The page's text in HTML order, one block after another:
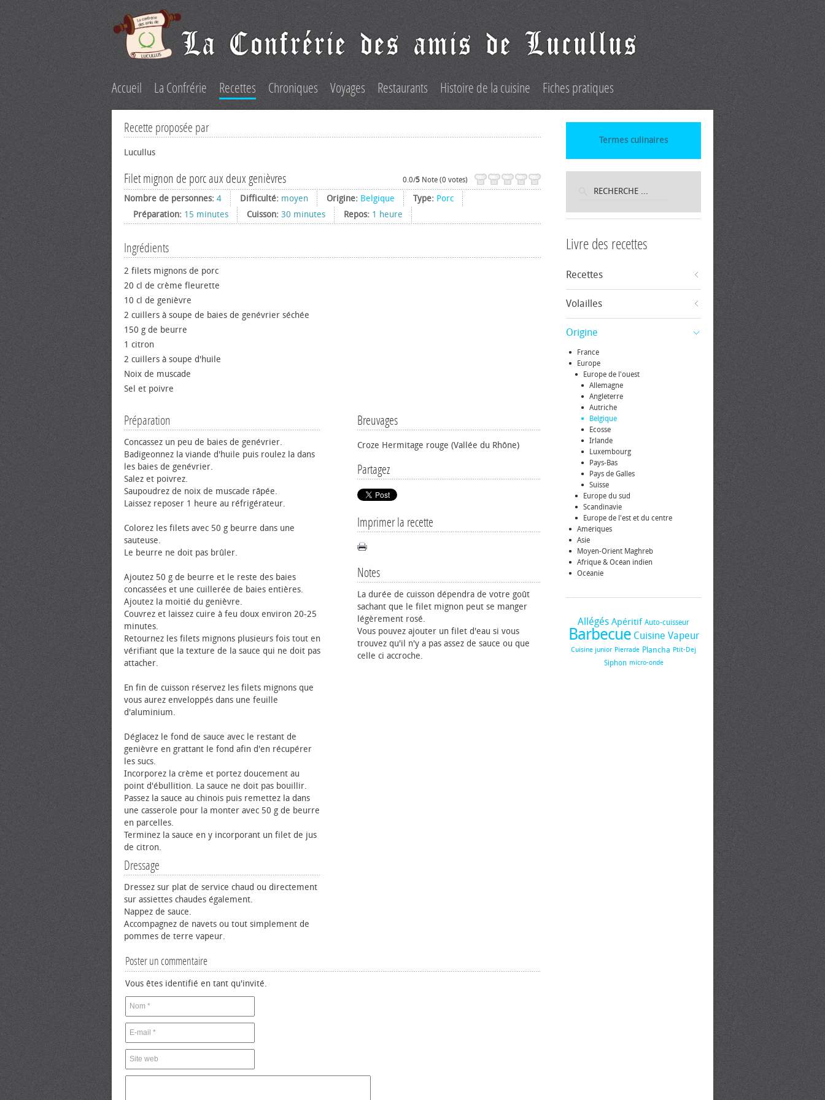
Accueil La Confrérie Recettes Chroniques Voyages Restaurants Histoire de la cuisine Fiches pratiques
Recette proposée par
Lucullus
Filet mignon de porc aux deux genièvres 0.0/5 Note (0 votes)
Nombre de personnes: 4 Difficulté: moyen Origine: Belgique Type: Porc
Préparation: 15 minutes Cuisson: 30 minutes Repos: 1 heure
Ingrédients
2 filets mignons de porc
20 cl de crème fleurette
10 cl de genièvre
2 cuillers à soupe de baies de genévrier séchée
150 g de beurre
1 citron
2 cuillers à soupe d'huile
Noix de muscade
Sel et poivre
Breuvages
Croze Hermitage rouge (Vallée du Rhône)
Partagez
Imprimer la recette
Notes
La durée de cuisson dépendra de votre goût
sachant que le filet mignon peut se manger
légèrement rosé.
Vous pouvez ajouter un filet d'eau si vous
trouvez qu'il n'y a pas assez de sauce ou que
celle ci accroche.
Préparation
Concassez un peu de baies de genévrier.
Badigeonnez la viande d'huile puis roulez la dans
les baies de genévrier.
Salez et poivrez.
Saupoudrez de noix de muscade râpée.
Laissez reposer 1 heure au réfrigérateur.
Colorez les filets avec 50 g beurre dans une
sauteuse.
Le beurre ne doit pas brûler.
Ajoutez 50 g de beurre et le reste des baies
concassées et une cuillerée de baies entières.
Ajoutez la moitié du genièvre.
Couvrez et laissez cuire à feu doux environ 20-25
minutes.
Retournez les filets mignons plusieurs fois tout en
vérifiant que la texture de la sauce qui ne doit pas
attacher.
En fin de cuisson réservez les filets mignons que
vous aurez enveloppés dans une feuille
d'aluminium.
Déglacez le fond de sauce avec le restant de
genièvre en grattant le fond afin d'en récupérer
les sucs.
Incorporez la crème et portez doucement au
point d'ébullition. La sauce ne doit pas bouillir.
Passez la sauce au chinois puis remettez la dans
une casserole pour la monter avec 50 g de beurre
en parcelles.
Terminez la sauce en y incorporant un filet de jus
de citron.
Dressage
Dressez sur plat de service chaud ou directement
sur assiettes chaudes également.
Nappez de sauce.
Accompagnez de navets ou tout simplement de
pommes de terre vapeur.
Poster un commentaire
Vous êtes identifié en tant qu'invité.
Termes culinaires
Livre des recettes
Recettes
Volailles
Origine
France
Europe
Europe de l'ouest
Allemagne
Angleterre
Autriche
Belgique
Ecosse
Irlande
Luxembourg
Pays-Bas
Pays de Galles
Suisse
Europe du sud
Scandinavie
Europe de l'est et du centre
Amériques
Asie
Moyen-Orient Maghreb
Afrique & Océan indien
Océanie
Allégés Apéritif Auto-cuisseur
Barbecue Cuisine Vapeur
Cuisine junior Pierrade Plancha Ptit-Dej
Siphon micro-onde